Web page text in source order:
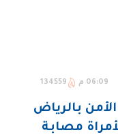
06:09 م 134559
بالرياض
مصابة